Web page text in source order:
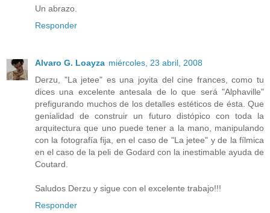
Un abrazo.
Responder
Alvaro G. Loayza miércoles, 23 abril, 2008
Derzu, "La jetee" es una joyita del cine frances, como tu
dices una excelente antesala de lo que será "Alphaville"
prefigurando muchos de los detalles estéticos de ésta. Que
genialidad de construir un futuro distópico con toda la
arquitectura que uno puede tener a la mano, manipulando
con la fotografía fija, en el caso de "La jetee" y de la fílmica
en el caso de la peli de Godard con la inestimable ayuda de
Coutard.
Saludos Derzu y sigue con el excelente trabajo!!!
Responder